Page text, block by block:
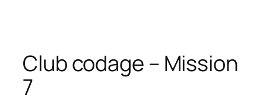
Club codage – Mission
7